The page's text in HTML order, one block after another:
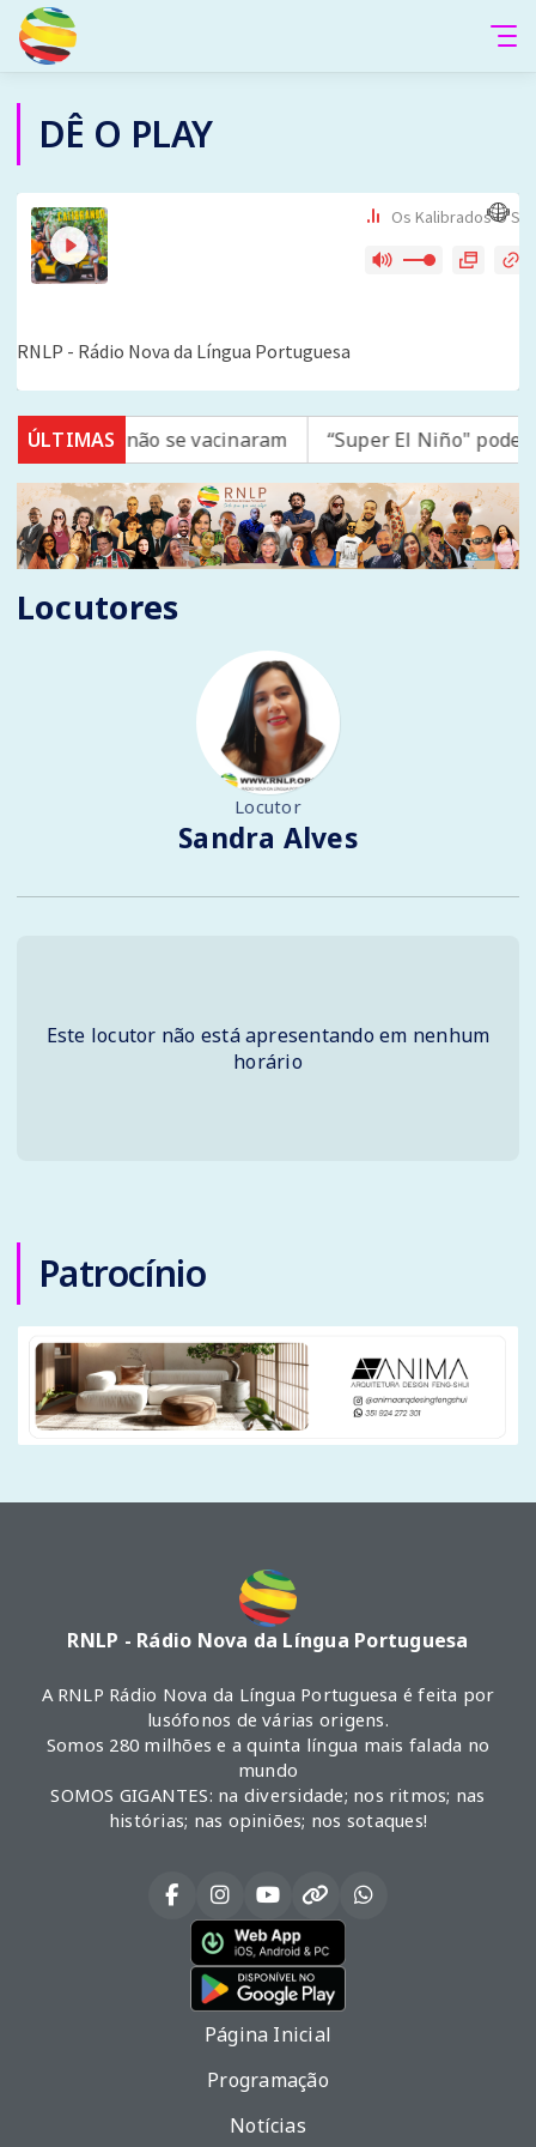
DÊ O PLAY
ÚLTIMAS16 não se vacinaram “Super El Niño" pode
Locutores
Locutor
Sandra Alves
Este locutor não está apresentando em nenhum
horário
Patrocínio
RNLP - Rádio Nova da Língua Portuguesa
A RNLP Rádio Nova da Língua Portuguesa é feita por
lusófonos de várias origens.
Somos 280 milhões e a quinta língua mais falada no
mundo
SOMOS GIGANTES: na diversidade; nos ritmos; nas
histórias; nas opiniões; nos sotaques!
Página Inicial
Programação
Notícias